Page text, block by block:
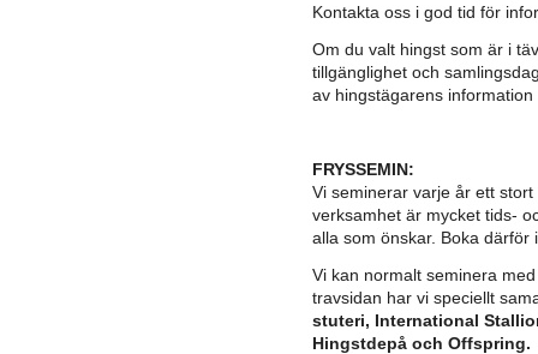
Kontakta oss i god tid för
Om du valt hingst som är i
tillgänglighet och
av hingstägarens information
Vi seminerar varje år ett
verksamhet är mycket tids-
alla som önskar. Boka därför
Vi kan normalt seminera
travsidan har vi speciellt
stuteri, International
Hingstdepå och Offspring.